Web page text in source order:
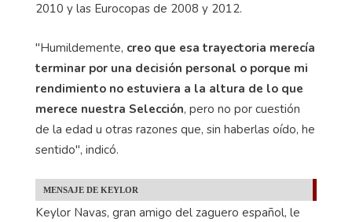
2010 y las Eurocopas de 2008 y 2012.
"Humildemente, creo que esa trayectoria merecía
terminar por una decisión personal o porque mi
rendimiento no estuviera a la altura de lo que
merece nuestra Selección, pero no por cuestión
de la edad u otras razones que, sin haberlas oído, he
sentido", indicó.
MENSAJE DE KEYLOR
Keylor Navas, gran amigo del zaguero español, le